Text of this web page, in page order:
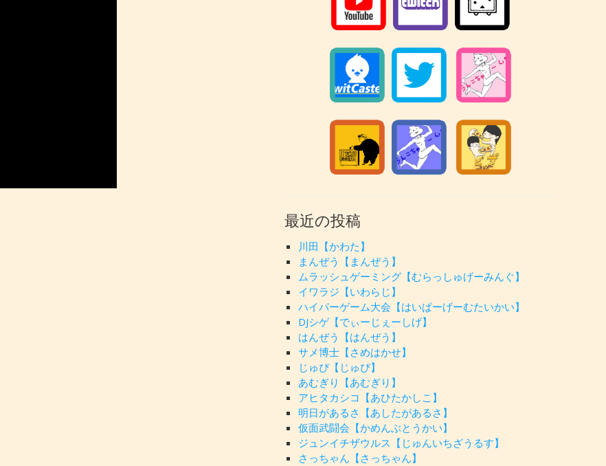
最近の投稿
川田【かわた】
まんぜう【まんぜう】
ムラッシュゲーミング【むらっしゅげーみんぐ】
イワラジ【いわらじ】
ハイパーゲーム大会【はいぱーげーむたいかい】
DJシゲ【でぃーじぇーしげ】
はんぜう【はんぜう】
サメ博士【さめはかせ】
じゅぴ【じゅぴ】
あむぎり【あむぎり】
アヒタカシコ【あひたかしこ】
明日があるさ【あしたがあるさ】
仮面武闘会【かめんぶとうかい】
ジュンイチザウルス【じゅんいちざうるす】
さっちゃん【さっちゃん】